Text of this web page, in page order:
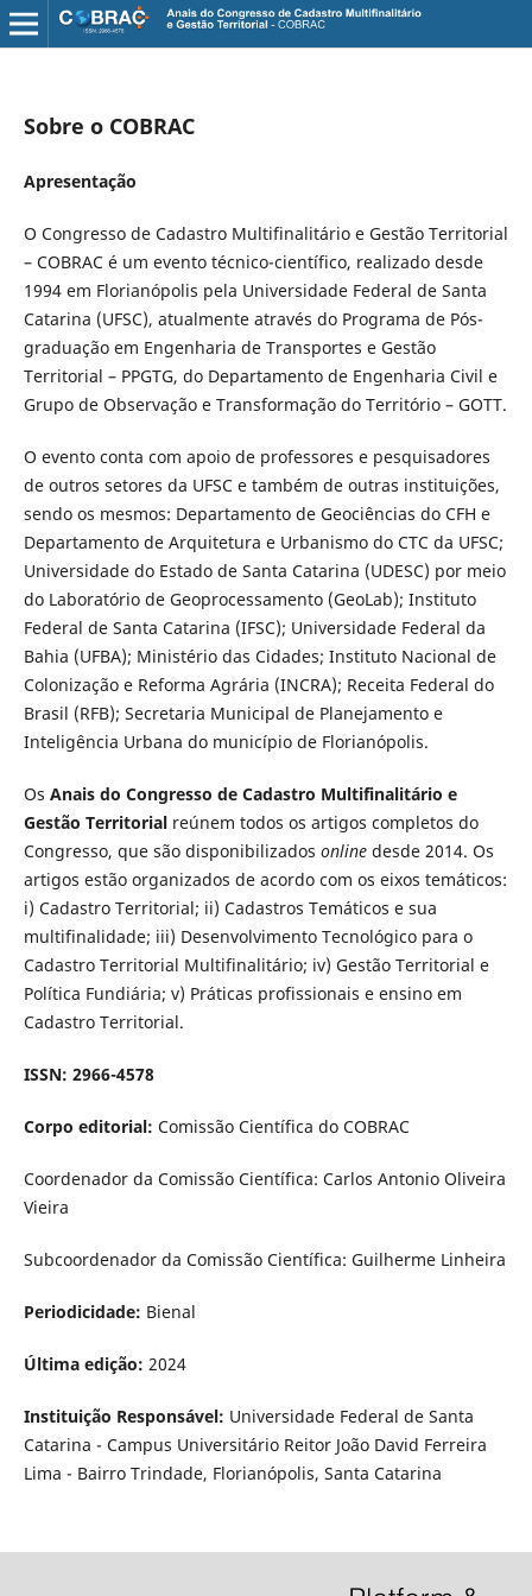
Sobre o COBRAC
Apresentação
O Congresso de Cadastro Multifinalitário e Gestão Territorial
– COBRAC é um evento técnico-científico, realizado desde
1994 em Florianópolis pela Universidade Federal de Santa
Catarina (UFSC), atualmente através do Programa de Pós-
graduação em Engenharia de Transportes e Gestão
Territorial – PPGTG, do Departamento de Engenharia Civil e
Grupo de Observação e Transformação do Território – GOTT.
O evento conta com apoio de professores e pesquisadores
de outros setores da UFSC e também de outras instituições,
sendo os mesmos: Departamento de Geociências do CFH e
Departamento de Arquitetura e Urbanismo do CTC da UFSC;
Universidade do Estado de Santa Catarina (UDESC) por meio
do Laboratório de Geoprocessamento (GeoLab); Instituto
Federal de Santa Catarina (IFSC); Universidade Federal da
Bahia (UFBA); Ministério das Cidades; Instituto Nacional de
Colonização e Reforma Agrária (INCRA); Receita Federal do
Brasil (RFB); Secretaria Municipal de Planejamento e
Inteligência Urbana do município de Florianópolis.
Os Anais do Congresso de Cadastro Multifinalitário e
Gestão Territorialreúnem todos os artigos completos do
Congresso, que são disponibilizados onlinedesde 2014. Os
artigos estão organizados de acordo com os eixos temáticos:
i) Cadastro Territorial; ii) Cadastros Temáticos e sua
multifinalidade; iii) Desenvolvimento Tecnológico para o
Cadastro Territorial Multifinalitário; iv) Gestão Territorial e
Política Fundiária; v) Práticas profissionais e ensino em
Cadastro Territorial.
ISSN: 2966-4578
Corpo editorial: Comissão Científica do COBRAC
Coordenador da Comissão Científica: Carlos Antonio Oliveira
Vieira
Subcoordenador da Comissão Científica: Guilherme Linheira
Periodicidade: Bienal
Última edição: 2024
Instituição Responsável: Universidade Federal de Santa
Catarina - Campus Universitário Reitor João David Ferreira
Lima - Bairro Trindade, Florianópolis, Santa Catarina